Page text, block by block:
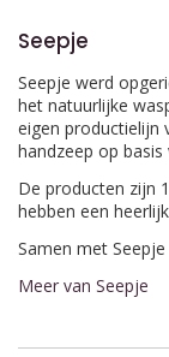
Seepje
Seepje werd
het natuurlijke
eigen productielijn
handzeep op
De producten zijn
hebben een
Samen met
Meer van Seepje